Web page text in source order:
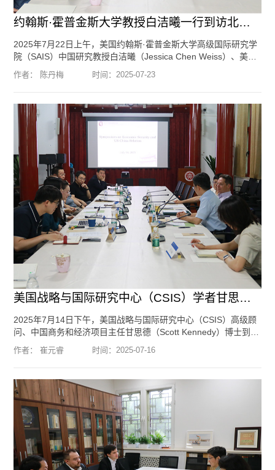
约翰斯·霍普金斯大学教授白洁曦一行到访北京大学国际战略研究院
2025年7月22日上午，美国约翰斯·霍普金斯大学高级国际研究学
院（SAIS）中国研究教授白洁曦（Jessica Chen Weiss）、美国
科尔比学院政府学系助理教授熊一颖（Gloria Xiong）、美国康奈
尔大学政府学系博士研究生布莱恩·奥基夫（Brian O’Keefe）一行
院长王缉思教授，特约研究员、北京大学国际关系学院副教授节
大磊，特约研究员、中国人民大学国际关系学院副教授李晨，
北...
[阅读全文]
作者： 陈丹梅 时间： 2025-07-23
美国战略与国际研究中心（CSIS）学者甘思德（Scott Kennedy）到访北...
2025年7月14日下午，美国战略与国际研究中心（CSIS）高级顾
问、中国商务和经济项目主任甘思德（Scott Kennedy）博士到访
北京大学国际战略研究院。我院创始院长王缉思教授，执行副院
长关贵海副教授，副院长归泳涛副教授，特约研究员、北京大学
系学院副教授、副院长李晨，北京大学法学院副教授、副院长戴
昕，北京大学国际关系学院助理教授刘璐、北京大学国际关系学
院助... [阅读全文]
作者： 崔元睿 时间：2025-07-16